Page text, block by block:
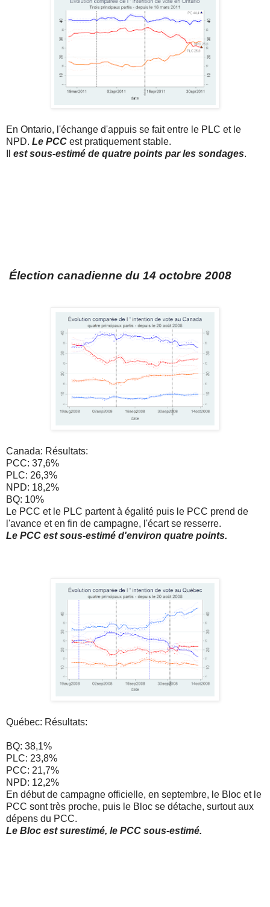
En Ontario, l'échange d'appuis se fait entre le PLC et le
NPD. Le PCC est pratiquement stable.
est sous-estimé de quatre points par les sondages.
Élection canadienne du 14 octobre 2008
Canada: Résultats:
PCC: 37,6%
PLC: 26,3%
NPD: 18,2%
BQ: 10%
Le PCC et le PLC partent à égalité puis le PCC prend de
l'avance et en fin de campagne, l'écart se resserre.
Le PCC est sous-estimé d'environ quatre points.
Québec: Résultats:
BQ: 38,1%
PLC: 23,8%
PCC: 21,7%
NPD: 12,2%
En début de campagne officielle, en septembre, le Bloc et le
PCC sont très proche, puis le Bloc se détache, surtout aux
dépens du PCC.
Le Bloc est surestimé, le PCC sous-estimé.